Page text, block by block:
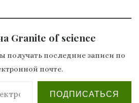
Granite of science
получать последние записи по
почте.
почты…
ПОДПИСАТЬСЯ